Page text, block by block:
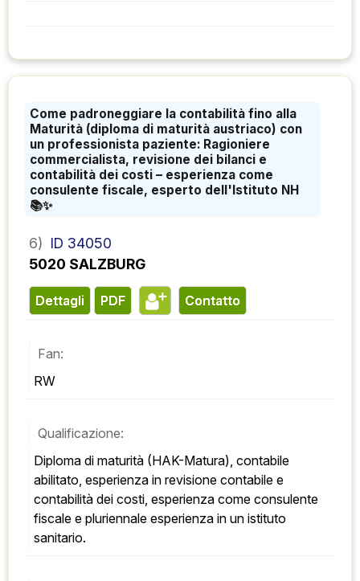
Come padroneggiare la contabilità fino alla
Maturità (diploma di maturità austriaco) con
un professionista paziente: Ragioniere
commercialista, revisione dei bilanci e
contabilità dei costi – esperienza come
consulente fiscale, esperto dell'Istituto NH
📚✨
6) ID 34050
5020 SALZBURG
Dettagli PDF contatto
Fan:
RW
Qualificazione:
Diploma di maturità (HAK-Matura), contabile
abilitato, esperienza in revisione contabile e
contabilità dei costi, esperienza come consulente
fiscale e pluriennale esperienza in un istituto
sanitario.